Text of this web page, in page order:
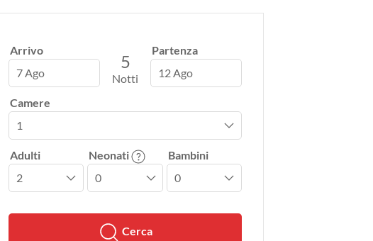
Arrivo
7 Ago
5
Notti
Partenza
12 Ago
Camere
Adulti Neonati Bambini
Cerca